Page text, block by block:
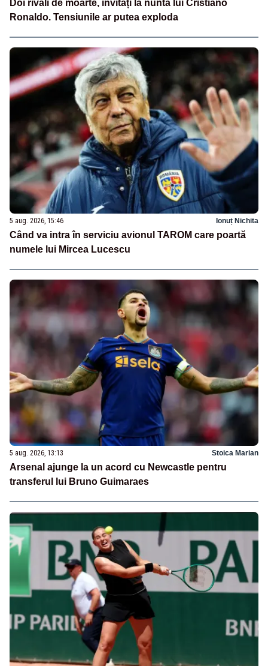
Doi rivali de moarte, invitați la nunta lui Cristiano
Ronaldo. Tensiunile ar putea exploda
5 aug. 2026, 15:46 Ionuț Nichita
Când va intra în serviciu avionul TAROM care poartă
numele lui Mircea Lucescu
5 aug. 2026, 13:13 Stoica Marian
Arsenal ajunge la un acord cu Newcastle pentru
transferul lui Bruno Guimaraes